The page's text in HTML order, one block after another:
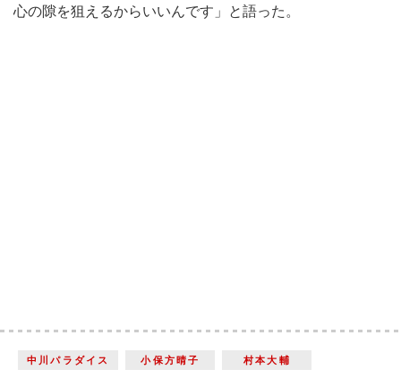
心の隙を狙えるからいいんです」と語った。
中川パラダイス 小保方晴子 村本大輔